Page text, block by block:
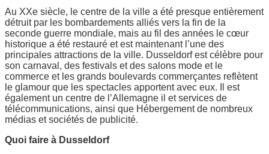
Au XXe siècle, le centre de la ville a été presque entièrement
détruit par les bombardements alliés vers la fin de la
seconde guerre mondiale, mais au fil des années le cœur
historique a été restauré et est maintenant l’une des
principales attractions de la ville. Dusseldorf est célèbre pour
son carnaval, des festivals et des salons mode et le
commerce et les grands boulevards commerçantes reflètent
le glamour que les spectacles apportent avec eux. Il est
également un centre de l’Allemagne il et services de
télécommunications, ainsi que Hébergement de nombreux
médias et sociétés de publicité.
Quoi faire à Dusseldorf